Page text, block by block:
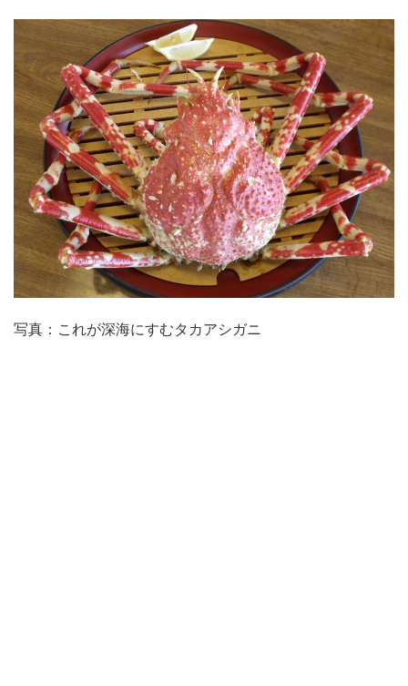
写真：これが深海にすむタカアシガニ